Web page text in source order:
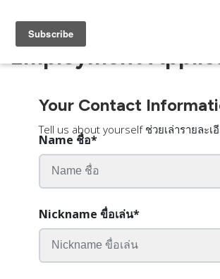
Employment
Your Contact
Tell us about yourself ช่วยเล่ารายละ
Name ชื่อ*
Nickname ขื่อเล่น*